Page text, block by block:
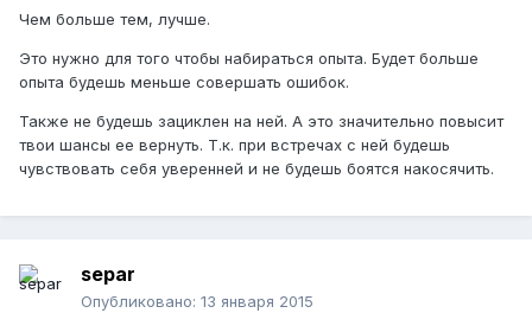
Чем больше тем, лучше.
Это нужно для того чтобы набираться опыта. Будет больше
опыта будешь меньше совершать ошибок.
Также не будешь зациклен на ней. А это значительно повысит
твои шансы ее вернуть. Т.к. при встречах с ней будешь
чувствовать себя уверенней и не будешь боятся накосячить.
separ
Опубликовано: 13 января 2015